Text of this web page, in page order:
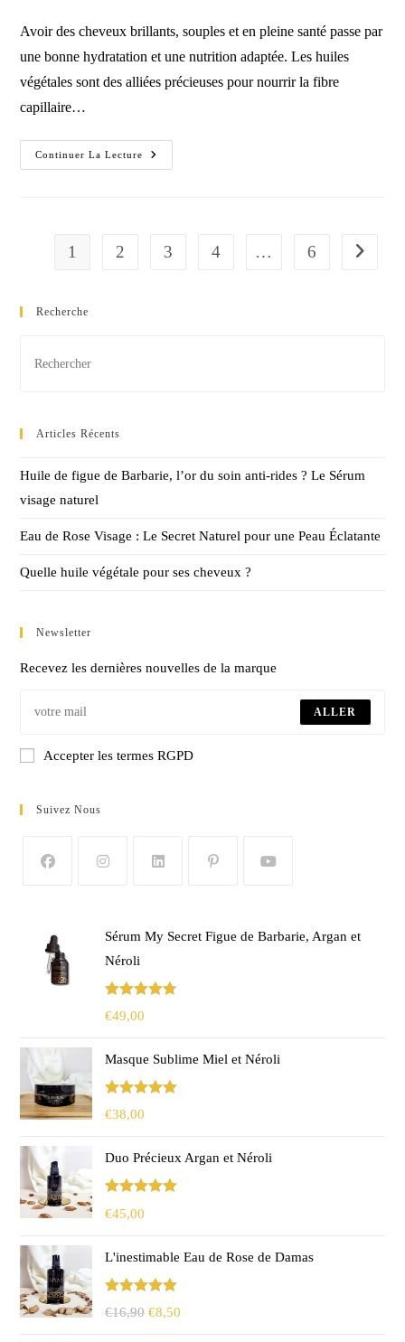
publication :
Avoir des cheveux brillants, souples et en pleine santé passe par
une bonne hydratation et une nutrition adaptée. Les huiles
végétales sont des alliées précieuses pour nourrir la fibre
capillaire…
Continuer La Lecture
Quelle
Huile
1 2 3 4 … 6 Aller à la
Recherche
Articles Récents
Huile de figue de Barbarie, l’or du soin anti-rides ? Le Sérum
visage naturel
Eau de Rose Visage : Le Secret Naturel pour une Peau Éclatante
Quelle huile végétale pour ses cheveux ?
Newsletter
Recevez les dernières nouvelles de la marque
ALLER
Accepter les termes RGPD
Suivez Nous
Sérum My Secret Figue de Barbarie, Argan et
Néroli
Note 4.75
€49,00
Masque Sublime Miel et Néroli
Note 5.00
€38,00
Duo Précieux Argan et Néroli
€45,00
L'inestimable Eau de Rose de Damas
Note 5.00
€16,90 Le
€8,50